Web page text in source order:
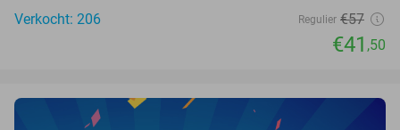
Verkocht: 206
Regulier €57
€41 ,50